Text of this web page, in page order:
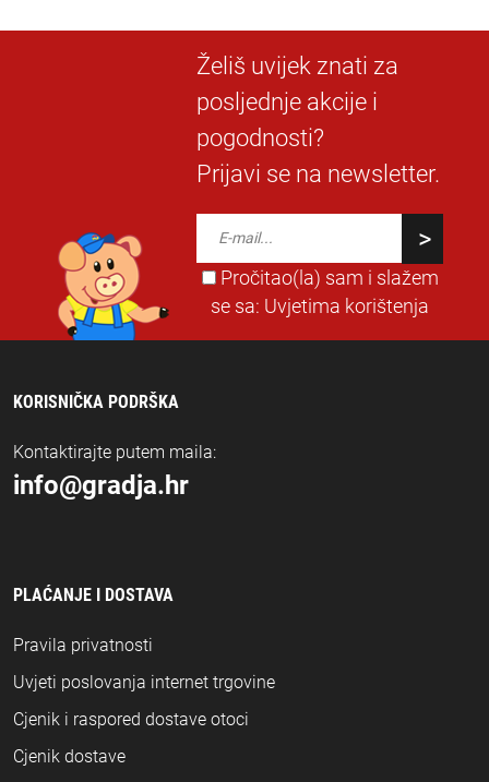
Želiš uvijek znati za
posljednje akcije i
pogodnosti?
Prijavi se na newsletter.
Pročitao(la) sam i slažem
se sa: Uvjetima korištenja
KORISNIČKA PODRŠKA
Kontaktirajte putem maila:
info@gradja.hr
PLAĆANJE I DOSTAVA
Pravila privatnosti
Uvjeti poslovanja internet trgovine
Cjenik i raspored dostave otoci
Cjenik dostave